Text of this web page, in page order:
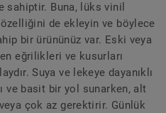
sahiptir. Buna, lüks vinil
de ekleyin ve böylece
bir ürününüz var. Eski veya
eğrilikleri ve kusurları
Suya ve lekeye dayanıklı
ve basit bir yol sunarken, alt
çok az gerektirir. Günlük